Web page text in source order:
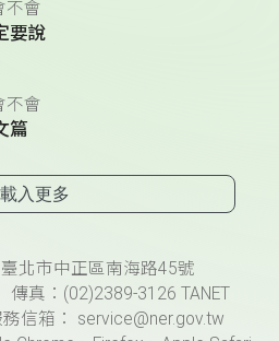
不會
要說
不會
篇
載入更多
北市中正區南海路45號
真：(02)2389-3126 TANET
信箱： service@ner.gov.tw